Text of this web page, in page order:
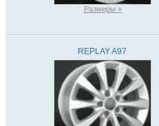
Размеры »
REPLAY A97